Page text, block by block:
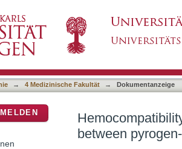
activation
→ 4 Medizinische Fakultät → Dokumentanzeige
between